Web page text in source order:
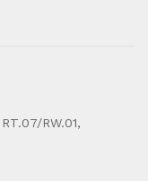
RW.01,